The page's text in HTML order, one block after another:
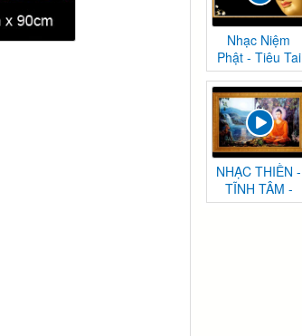
Nhạc Niệm
Phật - Tiêu Tai
Nghiệp
Chướng
NHẠC THIỀN -
TĨNH TÂM -
AN NHIÊN TỰ